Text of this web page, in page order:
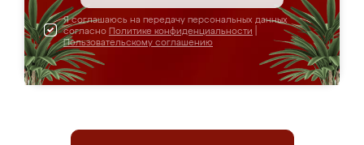
Я соглашаюсь на передачу персональных данных
согласно Политике конфиденциальности
Пользовательскому соглашению